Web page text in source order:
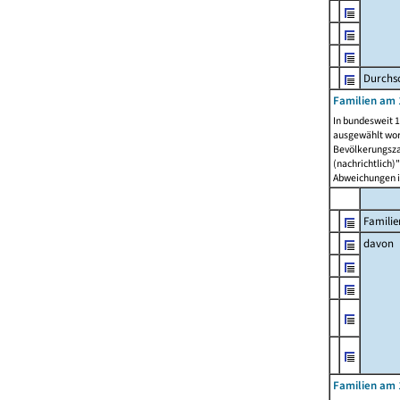
Familien am
In bundesweit
ausgewählt
Abweichungen
davon
Familien am